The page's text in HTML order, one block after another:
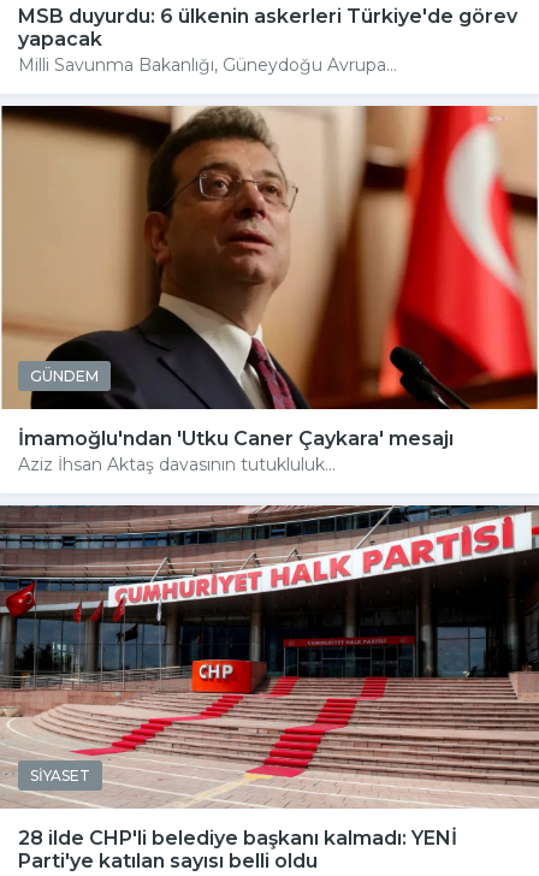
MSB duyurdu: 6 ülkenin askerleri Türkiye'de görev
yapacak
Milli Savunma Bakanlığı, Güneydoğu Avrupa...
GÜNDEM
İmamoğlu'ndan 'Utku Caner Çaykara' mesajı
Aziz İhsan Aktaş davasının tutukluluk...
SİYASET
28 ilde CHP'li belediye başkanı kalmadı: YENİ
Parti'ye katılan sayısı belli oldu